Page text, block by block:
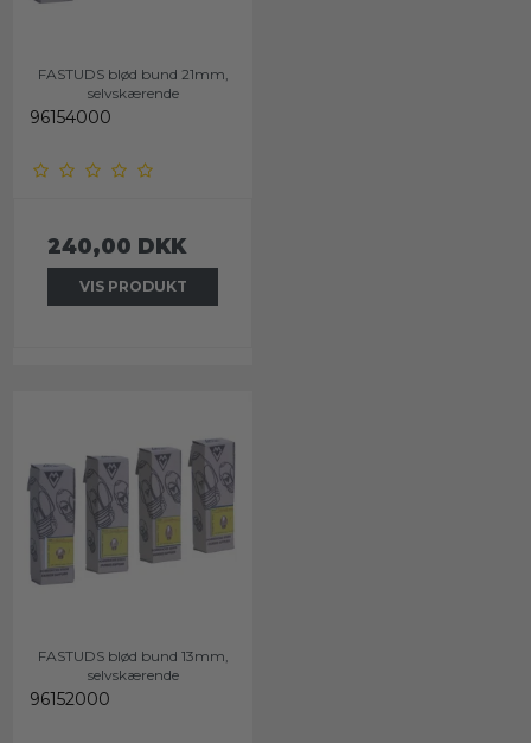
FASTUDS blød bund 21mm,
selvskærende
96154000
240,00 DKK
VIS PRODUKT
FASTUDS blød bund 13mm,
selvskærende
96152000